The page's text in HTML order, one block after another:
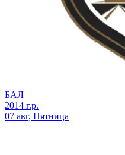
БАЛ
2014 г.р.
07 авг, Пятница